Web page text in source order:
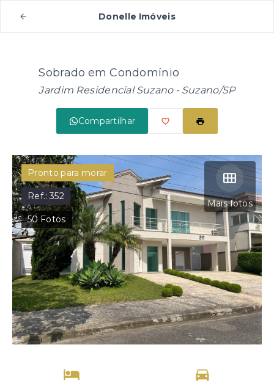
Donelle Imóveis
Sobrado em Condomínio
Jardim Residencial Suzano - Suzano/SP
Compartilhar
Mais fotos
Pronto para morar
Ref.:352
50 Fotos